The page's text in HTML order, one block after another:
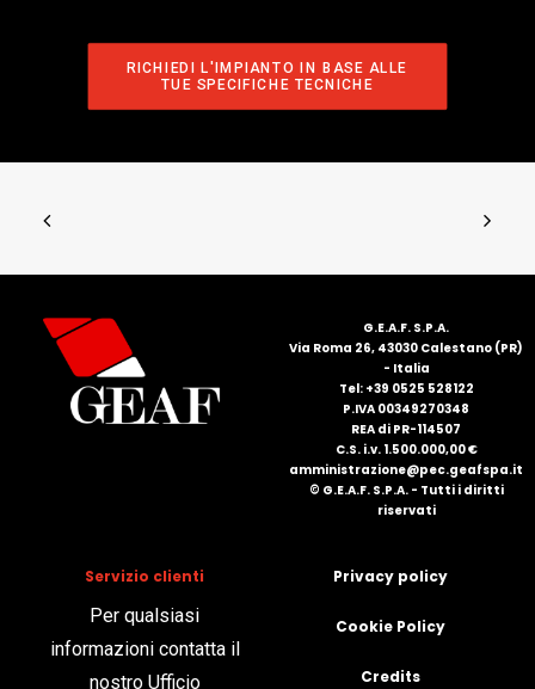
RICHIEDI L'IMPIANTO IN BASE ALLE
TUE SPECIFICHE TECNICHE
G.E.A.F. S.P.A.
Via Roma 26, 43030 Calestano (PR)
- Italia
Tel: +39 0525 528122
P.IVA 00349270348
REA di PR-114507
C.S. i.v. 1.500.000,00 €
amministrazione@pec.geafspa.it
© G.E.A.F. S.P.A. - Tutti i diritti
riservati
Servizio clienti
Per qualsiasi
informazioni contatta il
nostro Ufficio
Privacy policy
Cookie Policy
Credits